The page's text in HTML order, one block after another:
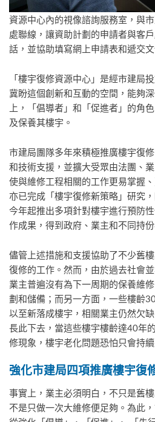
資源中心內的視像諮詢服務室，與
處聯線，讓資助計劃的申請者與客
話，並協助填寫網上申請表和遞交
「樓宇復修資源中心」是經市建局
冀盼這個創新和互動的空間，能夠
上，「倡導者」和「促進者」的角
及保養其樓宇。
市建局團隊多年來積極推廣樓宇復
和技術支援，並擴大受眾由法團、
使與維修工程相關的工作更易掌握
亦已完成「樓宇復修新策略」研究
今年起推出多項針對樓宇進行預防
作成果，得到政府、業主和不同持
儘管上述措施和支援協助了不少舊
復修的工作。然而，由於過去社會
業主普遍沒有為下一周期的保養維
劃和儲備；而另一方面，一些樓齡
以至新落成樓宇，相關業主仍然欠
長此下去，當這些樓宇樓齡達40年
修現象，樓宇老化問題恐怕只會持續
強化市建局四項推廣樓宇復
事實上，業主必須明白，不只是舊
不是只做一次大維修便足夠。為此